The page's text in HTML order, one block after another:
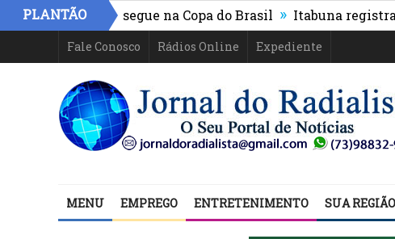
PLANTÃO
PR e segue na Copa do Brasil » Itabuna registra maior
Fale Conosco Rádios Online Expediente
MENU EMPREGO ENTRETENIMENTO SUA REGIÃO